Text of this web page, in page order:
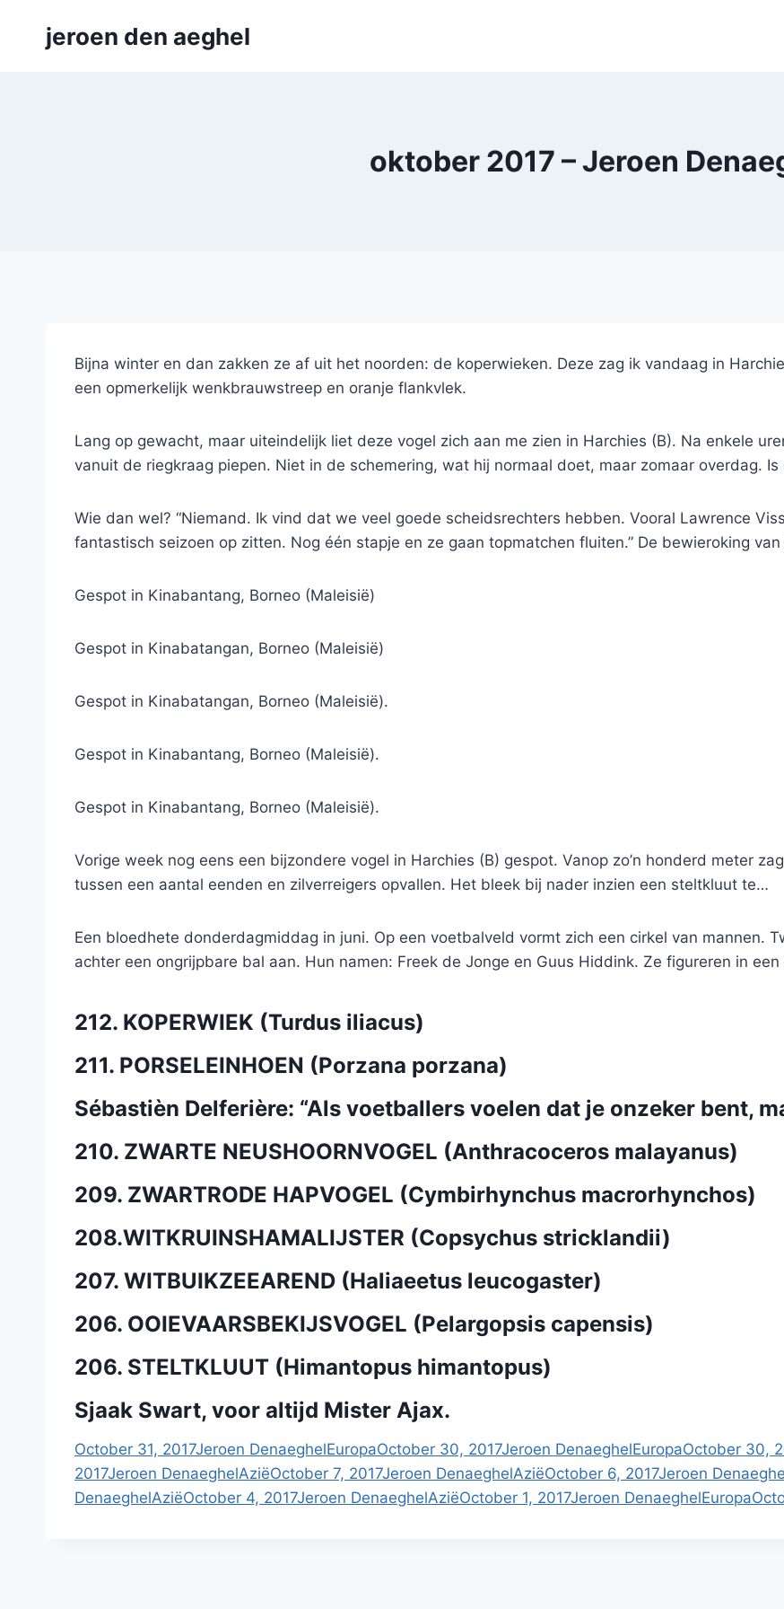
jeroen den aeghel
oktober 2017 – Jeroen
Bijna winter en dan zakken ze af uit het noorden: de koperwieken. Deze zag ik vandaag in
een opmerkelijk wenkbrauwstreep en oranje flankvlek.
Lang op gewacht, maar uiteindelijk liet deze vogel zich aan me zien in Harchies (B). Na enkele
vanuit de riegkraag piepen. Niet in de schemering, wat hij normaal doet, maar zomaar overdag.
Wie dan wel? “Niemand. Ik vind dat we veel goede scheidsrechters hebben. Vooral Lawrence
fantastisch seizoen op zitten. Nog één stapje en ze gaan topmatchen fluiten.” De bewieroking
Gespot in Kinabantang, Borneo (Maleisië)
Gespot in Kinabatangan, Borneo (Maleisië)
Gespot in Kinabatangan, Borneo (Maleisië).
Gespot in Kinabantang, Borneo (Maleisië).
Gespot in Kinabantang, Borneo (Maleisië).
Vorige week nog eens een bijzondere vogel in Harchies (B) gespot. Vanop zo’n honderd meter
tussen een aantal eenden en zilverreigers opvallen. Het bleek bij nader inzien een steltkluut te…
Een bloedhete donderdagmiddag in juni. Op een voetbalveld vormt zich een cirkel van mannen.
achter een ongrijpbare bal aan. Hun namen: Freek de Jonge en Guus Hiddink. Ze figureren in
212. KOPERWIEK (Turdus iliacus)
211. PORSELEINHOEN (Porzana porzana)
Sébastièn Delferière: “Als voetballers voelen dat je onzeker bent,
210. ZWARTE NEUSHOORNVOGEL (Anthracoceros malayanus)
209. ZWARTRODE HAPVOGEL (Cymbirhynchus macrorhynchos)
208.WITKRUINSHAMALIJSTER (Copsychus stricklandii)
207. WITBUIKZEEAREND (Haliaeetus leucogaster)
206. OOIEVAARSBEKIJSVOGEL (Pelargopsis capensis)
206. STELTKLUUT (Himantopus himantopus)
Sjaak Swart, voor altijd Mister Ajax.
October 31, 2017Jeroen DenaeghelEuropaOctober 30, 2017Jeroen DenaeghelEuropaOctober 30,
2017Jeroen DenaeghelAziëOctober 7, 2017Jeroen DenaeghelAziëOctober 6, 2017Jeroen
DenaeghelAziëOctober 4, 2017Jeroen DenaeghelAziëOctober 1, 2017Jeroen DenaeghelEuropa